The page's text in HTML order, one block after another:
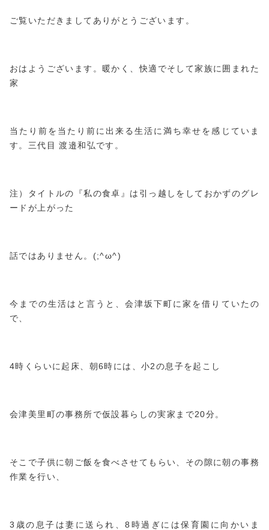
ご覧いただきましてありがとうございます。
おはようございます。暖かく、快適でそして家族に囲まれた
家
当たり前を当たり前に出来る生活に満ち幸せを感じていま
す。三代目 渡邉和弘です。
注）タイトルの『私の食卓』は引っ越しをしておかずのグレ
ードが上がった
話ではありません。(;^ω^)
今までの生活はと言うと、会津坂下町に家を借りていたの
で、
4時くらいに起床、朝6時には、小2の息子を起こし
会津美里町の事務所で仮設暮らしの実家まで20分。
そこで子供に朝ご飯を食べさせてもらい、その隙に朝の事務
作業を行い、
3歳の息子は妻に送られ、8時過ぎには保育園に向かいま